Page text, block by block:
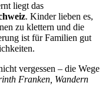
liegt das
. Kinder lieben es,
zu klettern und die
ist für Familien gut
vergessen – die Wege
Franken, Wandern